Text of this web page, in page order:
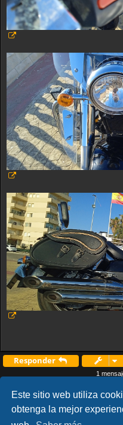
Este sitio web utiliza
obtenga la mejor
Responder
1
Inicio Índice general